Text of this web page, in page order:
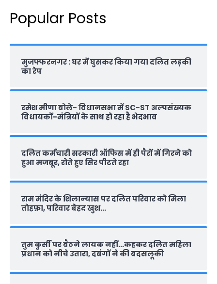
Popular Posts
मुजफ्फरनगर : घर में घुसकर किया गया दलित लड़की
का रेप
रमेश मीणा बोले- विधानसभा में SC-ST अल्पसंख्यक
विधायकों-मंत्रियों के साथ हो रहा है भेदभाव
दलित कर्मचारी सरकारी ऑफ‍िस में ही पैरों में गिरने को
हुआ मजबूर, रोते हुए सिर पीटते रहा
राम मंदिर के शिलान्‍यास पर दलित परिवार को मिला
तोहफ़ा, परिवार बेहद खुश…
तुम कुर्सी पर बैठने लायक नहीं…कहकर दलित महिला
प्रधान को नीचे उतारा, दबंगों ने की बदसलूकी